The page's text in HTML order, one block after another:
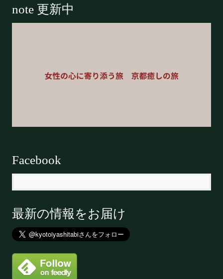
note 更新中
Facebook
最新の情報をお届け